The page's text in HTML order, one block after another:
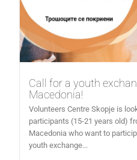
Call for a youth
Macedonia!
Volunteers Centre Skopje is
participants (15-21 years old)
Macedonia who want to
youth exchange...